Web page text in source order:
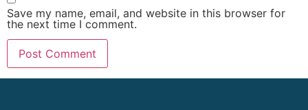
Save my name, email, and website in this browser for
the next time I comment.